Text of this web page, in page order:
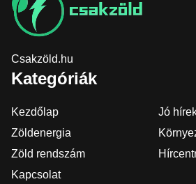
Csakzöld.hu
Kategóriák
Kezdőlap
Jó
Zöldenergia
Zöld rendszám
Kapcsolat